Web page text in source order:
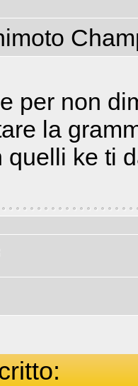
per non
la
quelli ke ti